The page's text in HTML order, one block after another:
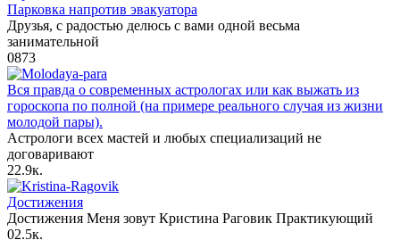
Парковка напротив эвакуатора
Друзья, с радостью делюсь с вами одной весьма
занимательной
0873
Вся правда о современных астрологах или как выжать из
гороскопа по полной (на примере реального случая из жизни
молодой пары).
Астрологи всех мастей и любых специализаций не
договаривают
22.9к.
Достижения
Достижения Меня зовут Кристина Раговик Практикующий
02.5к.